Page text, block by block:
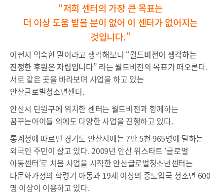
“저희 센터의 가장 큰 목표는
더 이상 도움 받을 분이 없어 이 센터가 없어지는
것입니다.”
어쩐지 익숙한 말이라고 생각해보니 “월드비전이 생각하는
진정한 후원은 자립입니다” 라는 월드비전의 목표가 떠오른다.
서로 같은 곳을 바라보며 사업을 하고 있는
안산글로벌청소년센터.
안산시 단원구에 위치한 센터는 월드비전과 함께하는
꿈꾸는아이들 외에도 다양한 사업을 진행하고 있다.
통계청에 따르면 경기도 안산시에는 7만 5천 965명에 달하는
외국인 주민이 살고 있다. 2009년 안산 위스타트 ‘글로벌
아동센터’로 처음 사업을 시작한 안산글로벌청소년센터는
다문화가정의 학령기 아동과 19세 이상의 중도입국 청소년 600
명 이상이 이용하고 있다.